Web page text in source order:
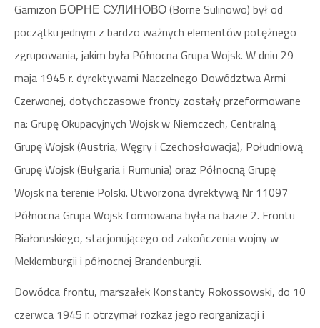
Garnizon БОРНЕ СУЛИНОВО (Borne Sulinowo) był od
początku jednym z bardzo ważnych elementów potężnego
zgrupowania, jakim była Północna Grupa Wojsk. W dniu 29
maja 1945 r. dyrektywami Naczelnego Dowództwa Armi
Czerwonej, dotychczasowe fronty zostały przeformowane
na: Grupę Okupacyjnych Wojsk w Niemczech, Centralną
Grupę Wojsk (Austria, Węgry i Czechosłowacja), Południową
Grupę Wojsk (Bułgaria i Rumunia) oraz Północną Grupę
Wojsk na terenie Polski. Utworzona dyrektywą Nr 11097
Północna Grupa Wojsk formowana była na bazie 2. Frontu
Białoruskiego, stacjonującego od zakończenia wojny w
Meklemburgii i północnej Brandenburgii.
Dowódca frontu, marszałek Konstanty Rokossowski, do 10
czerwca 1945 r. otrzymał rozkaz jego reorganizacji i